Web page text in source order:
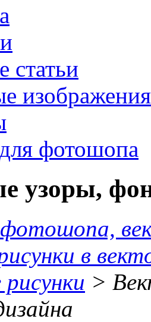
статьи
изображения
фотошопа
узоры,
в
>